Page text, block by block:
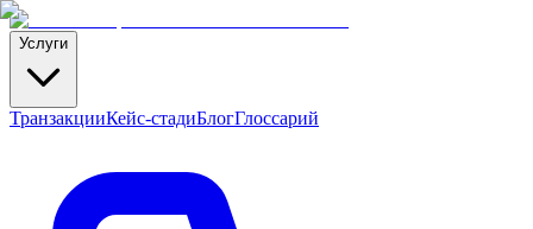
Услуги
ТранзакцииКейс-стадиБлогГлоссарий